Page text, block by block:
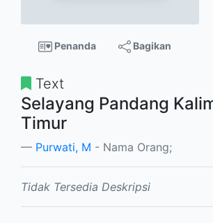
Penanda Bagikan
Text
Selayang Pandang
Timur
Purwati, M - Nama Orang;
Tidak Tersedia Deskripsi